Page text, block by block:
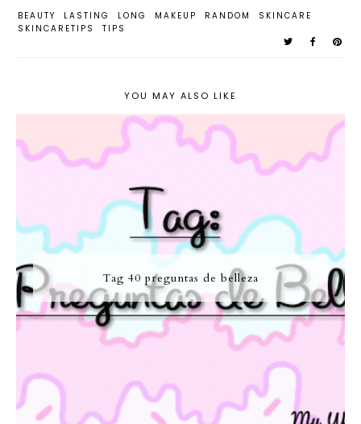
BEAUTY LASTING LONG MAKEUP RANDOM
SKINCARE
SKINCARETIPS
TIPS
YOU MAY ALSO LIKE
Tag 40 preguntas de belleza